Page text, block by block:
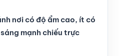
nơi có độ ẩm cao, ít có
mạnh chiếu trực